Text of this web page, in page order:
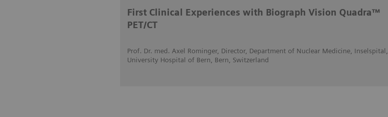
First Clinical Experiences with Biograph Vision Quadra™
PET/CT
Prof. Dr. med. Axel Rominger, Director, Department of Nuclear Medicine, Inselspital,
University Hospital of Bern, Bern, Switzerland